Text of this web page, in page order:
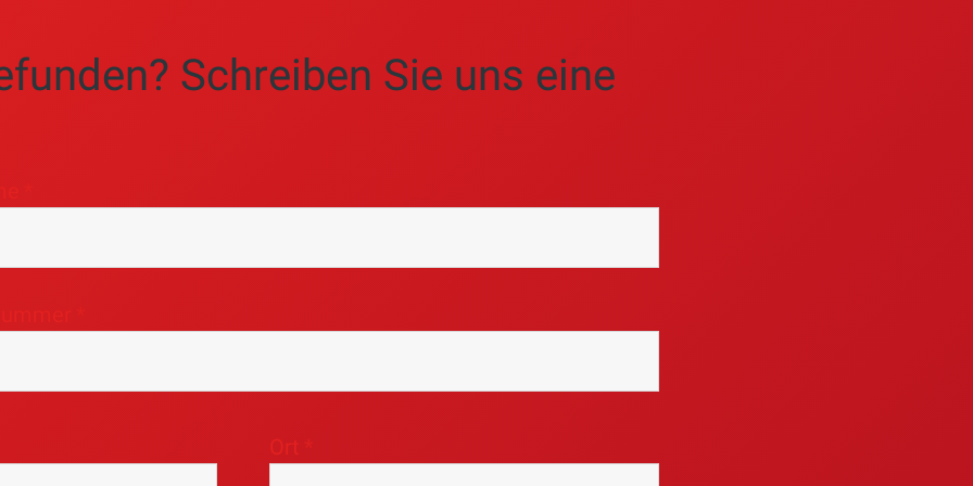
das GModG geändert haben, sollten die aktuellen Vorgaben immer vor
Schreiben Sie uns eine
Ort